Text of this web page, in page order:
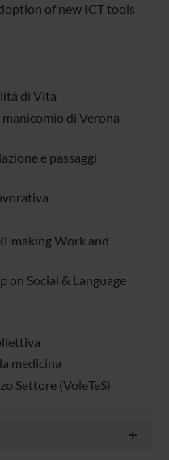
of new ICT tools
di Vita
di Verona
e passaggi
Work and
on Social & Language
medicina
Settore (VoleTeS)